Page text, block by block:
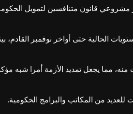
قانون متنافسين لتمويل
الحالية حتى أواخر نوفمبر القادم،